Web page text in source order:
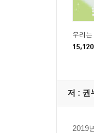
우리
15,120
저 : 권
2019